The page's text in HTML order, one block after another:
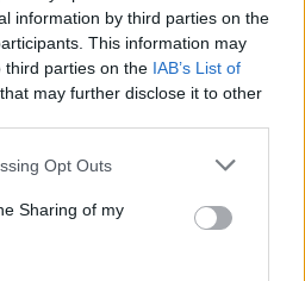
information by third parties on the
This information may
third parties on the IAB’s List of
that may further disclose it to other
Opt Outs
Sharing of my